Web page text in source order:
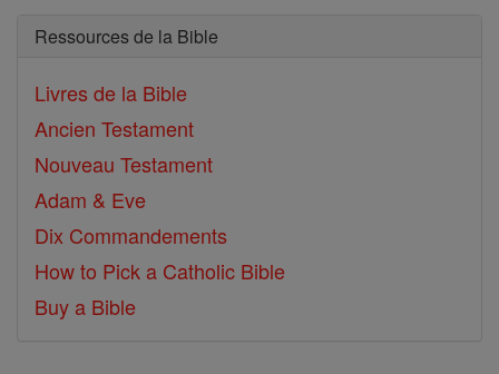
Ressources de la Bible
Livres de la Bible
Ancien Testament
Nouveau Testament
Adam & Eve
Dix Commandements
How to Pick a Catholic Bible
Buy a Bible